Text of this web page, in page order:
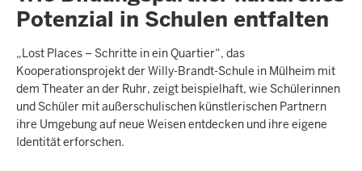
Potenzial in Schulen entfalten
„Lost Places – Schritte in ein Quartier“, das
Kooperationsprojekt der Willy-Brandt-Schule in Mülheim mit
dem Theater an der Ruhr, zeigt beispielhaft, wie Schülerinnen
und Schüler mit außerschulischen künstlerischen Partnern
ihre Umgebung auf neue Weisen entdecken und ihre eigene
Identität erforschen.